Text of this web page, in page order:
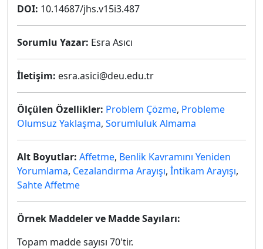
DOI: 10.14687/jhs.v15i3.487
Sorumlu Yazar: Esra Asıcı
İletişim: esra.asici@deu.edu.tr
Ölçülen Özellikler: Problem Çözme, Probleme
Olumsuz Yaklaşma, Sorumluluk Almama
Alt Boyutlar: Affetme, Benlik Kavramını Yeniden
Yorumlama, Cezalandırma Arayışı, İntikam Arayışı,
Sahte Affetme
Örnek Maddeler ve Madde Sayıları:
Topam madde sayısı 70'tir.